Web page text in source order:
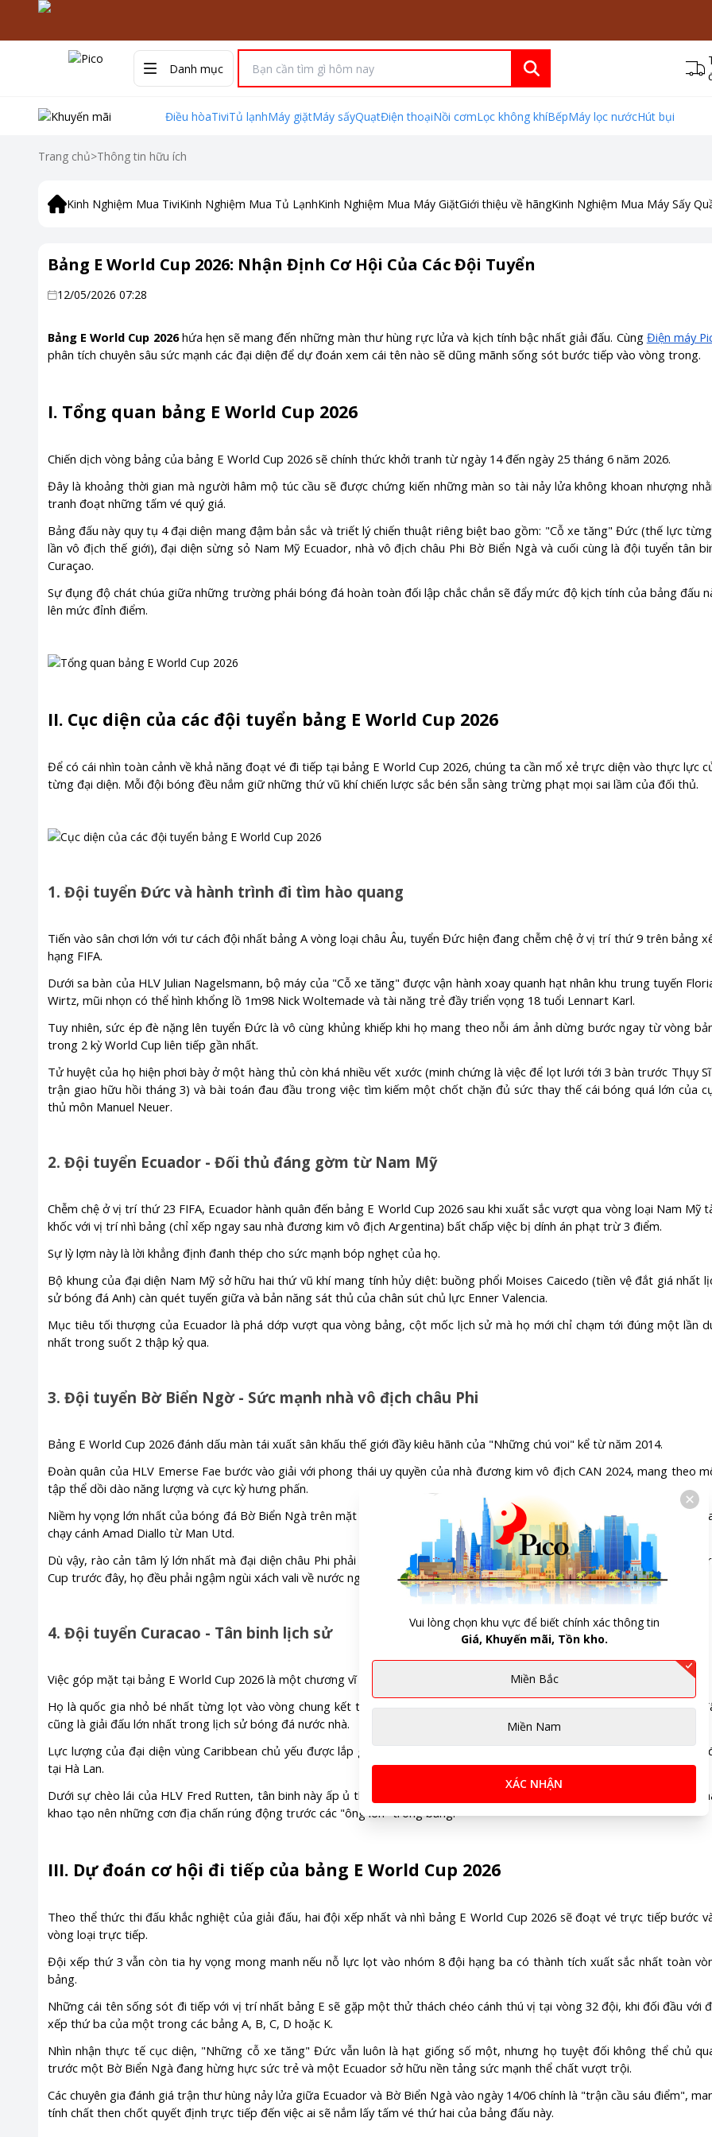
Danh mục
Điều hòaTiviTủ lạnhMáy giặtMáy sấyQuạtĐiện thoạiNồi cơmLọc không khíBếpMáy lọc nướcHút bụi
Trang chủ>Thông tin hữu ích
Kinh Nghiệm Mua TiviKinh Nghiệm Mua Tủ LạnhKinh Nghiệm Mua Máy GiặtGiới thiệu về hãngKinh Nghiệm Mua Máy Sấy
Bảng E World Cup 2026: Nhận Định Cơ Hội Của Các Đội Tuyển
12/05/2026 07:28
Bảng E World Cup 2026hứa hẹn sẽ mang đến những màn thư hùng rực lửa và kịch tính bậc nhất giải đấu. Cùng Điện máy
phân tích chuyên sâu sức mạnh các đại diện để dự đoán xem cái tên nào sẽ dũng mãnh sống sót bước tiếp vào vòng trong.
I. Tổng quan bảng E World Cup 2026
Chiến dịch vòng bảng của bảng E World Cup 2026 sẽ chính thức khởi tranh từ ngày 14 đến ngày 25 tháng 6 năm 2026.
Đây là khoảng thời gian mà người hâm mộ túc cầu sẽ được chứng kiến những màn so tài nảy lửa không khoan nhượng
tranh đoạt những tấm vé quý giá.
Bảng đấu này quy tụ 4 đại diện mang đậm bản sắc và triết lý chiến thuật riêng biệt bao gồm: "Cỗ xe tăng" Đức (thế lực
lần vô địch thế giới), đại diện sừng sỏ Nam Mỹ Ecuador, nhà vô địch châu Phi Bờ Biển Ngà và cuối cùng là đội tuyển tân
Curaçao.
Sự đụng độ chát chúa giữa những trường phái bóng đá hoàn toàn đối lập chắc chắn sẽ đẩy mức độ kịch tính của bảng đấu
lên mức đỉnh điểm.
II. Cục diện của các đội tuyển bảng E World Cup 2026
Để có cái nhìn toàn cảnh về khả năng đoạt vé đi tiếp tại bảng E World Cup 2026, chúng ta cần mổ xẻ trực diện vào thực lực
từng đại diện. Mỗi đội bóng đều nắm giữ những thứ vũ khí chiến lược sắc bén sẵn sàng trừng phạt mọi sai lầm của đối thủ.
1. Đội tuyển Đức và hành trình đi tìm hào quang
Tiến vào sân chơi lớn với tư cách đội nhất bảng A vòng loại châu Âu, tuyển Đức hiện đang chễm chệ ở vị trí thứ 9 trên bảng
hạng FIFA.
Dưới sa bàn của HLV Julian Nagelsmann, bộ máy của "Cỗ xe tăng" được vận hành xoay quanh hạt nhân khu trung tuyến
Wirtz, mũi nhọn có thể hình khổng lồ 1m98 Nick Woltemade và tài năng trẻ đầy triển vọng 18 tuổi Lennart Karl.
Tuy nhiên, sức ép đè nặng lên tuyển Đức là vô cùng khủng khiếp khi họ mang theo nỗi ám ảnh dừng bước ngay từ vòng
trong 2 kỳ World Cup liên tiếp gần nhất.
Tử huyệt của họ hiện phơi bày ở một hàng thủ còn khá nhiều vết xước (minh chứng là việc để lọt lưới tới 3 bàn trước Thụy
trận giao hữu hồi tháng 3) và bài toán đau đầu trong việc tìm kiếm một chốt chặn đủ sức thay thế cái bóng quá lớn của
thủ môn Manuel Neuer.
2. Đội tuyển Ecuador - Đối thủ đáng gờm từ Nam Mỹ
Chễm chệ ở vị trí thứ 23 FIFA, Ecuador hành quân đến bảng E World Cup 2026 sau khi xuất sắc vượt qua vòng loại Nam Mỹ
khốc với vị trí nhì bảng (chỉ xếp ngay sau nhà đương kim vô địch Argentina) bất chấp việc bị dính án phạt trừ 3 điểm.
Sự lỳ lợm này là lời khẳng định đanh thép cho sức mạnh bóp nghẹt của họ.
Bộ khung của đại diện Nam Mỹ sở hữu hai thứ vũ khí mang tính hủy diệt: buồng phổi Moises Caicedo (tiền vệ đắt giá nhất
sử bóng đá Anh) càn quét tuyến giữa và bản năng sát thủ của chân sút chủ lực Enner Valencia.
Mục tiêu tối thượng của Ecuador là phá dớp vượt qua vòng bảng, cột mốc lịch sử mà họ mới chỉ chạm tới đúng một lần
nhất trong suốt 2 thập kỷ qua.
3. Đội tuyển Bờ Biển Ngờ - Sức mạnh nhà vô địch châu Phi
Bảng E World Cup 2026 đánh dấu màn tái xuất sân khấu thế giới đầy kiêu hãnh của "Những chú voi" kể từ năm 2014.
Đoàn quân của HLV Emerse Fae bước vào giải với phong thái uy quyền của nhà đương kim vô địch CAN 2024, mang theo
tập thể dồi dào năng lượng và cực kỳ hưng phấn.
Niềm hy vọng lớn nhất của bóng đá Bờ Biển Ngà trên mặt trận tấn công được đặt trọn vẹn lên đôi chân ma thuật của ngôi
chạy cánh Amad Diallo từ Man Utd.
Dù vậy, rào cản tâm lý lớn nhất mà đại diện châu Phi phải vượt qua là cái dớp buồn trong quá khứ: ở cả 3 lần tham dự
Cup trước đây, họ đều phải ngậm ngùi xách vali về nước ngay sau vòng bảng.
4. Đội tuyển Curacao - Tân binh lịch sử
Việc góp mặt tại bảng E World Cup 2026 là một chương vĩ đại đối với Curaçao.
Họ là quốc gia nhỏ bé nhất từng lọt vào vòng chung kết thế giới với dân số chỉ vỏn vẹn khoảng 156.000 người, đồng thời
cũng là giải đấu lớn nhất trong lịch sử bóng đá nước nhà.
Lực lượng của đại diện vùng Caribbean chủ yếu được lắp ghép từ những cầu thủ sinh ra, lớn lên và hấp thụ tinh hoa bóng
tại Hà Lan.
Dưới sự chèo lái của HLV Fred Rutten, tân binh này ấp ủ tham vọng trở thành một kẻ ngáng đường khó chịu, mang theo
khao tạo nên những cơn địa chấn rúng động trước các "ông lớn" trong bảng.
III. Dự đoán cơ hội đi tiếp của bảng E World Cup 2026
Theo thể thức thi đấu khắc nghiệt của giải đấu, hai đội xếp nhất và nhì bảng E World Cup 2026 sẽ đoạt vé trực tiếp bước
vòng loại trực tiếp.
Đội xếp thứ 3 vẫn còn tia hy vọng mong manh nếu nỗ lực lọt vào nhóm 8 đội hạng ba có thành tích xuất sắc nhất toàn
bảng.
Những cái tên sống sót đi tiếp với vị trí nhất bảng E sẽ gặp một thử thách chéo cánh thú vị tại vòng 32 đội, khi đối đầu với
xếp thứ ba của một trong các bảng A, B, C, D hoặc K.
Nhìn nhận thực tế cục diện, "Những cỗ xe tăng" Đức vẫn luôn là hạt giống số một, nhưng họ tuyệt đối không thể chủ
trước một Bờ Biển Ngà đang hừng hực sức trẻ và một Ecuador sở hữu nền tảng sức mạnh thể chất vượt trội.
Các chuyên gia đánh giá trận thư hùng nảy lửa giữa Ecuador và Bờ Biển Ngà vào ngày 14/06 chính là "trận cầu sáu điểm",
tính chất then chốt quyết định trực tiếp đến việc ai sẽ nắm lấy tấm vé thứ hai của bảng đấu này.
Vui lòng chọn khu vực để biết chính xác thông tin
Giá, Khuyến mãi, Tồn kho.
Miền Bắc
Miền Nam
XÁC NHẬN